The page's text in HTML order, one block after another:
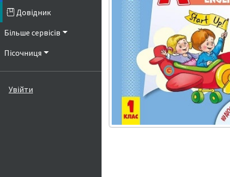
Довідник
Більше сервісів
Пісочниця
Увійти